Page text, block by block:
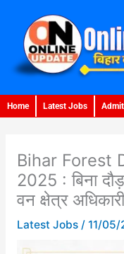
content
Home Latest Jobs
Bihar Forest
2025 : बिना
वन क्षेत्र
Latest Jobs/ 11/05/